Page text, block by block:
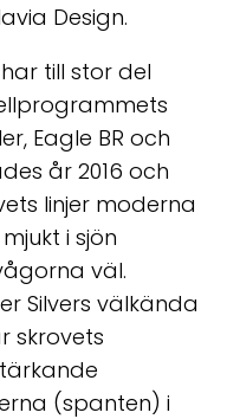
Design.
till stor del
Eagle BR och
år 2016 och
linjer moderna
i sjön
väl.
Silvers välkända
skrovets
(spanten) i